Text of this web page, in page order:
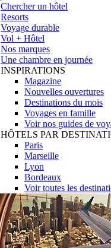
Chercher un hôtel
Resorts
Voyage durable
Vol + Hôtel
Nos marques
Une chambre en journée
INSPIRATIONS
Magazine
Nouvelles ouvertures
Destinations du mois
Voyages en famille
Voir nos guides de
HÔTELS PAR
Paris
Marseille
Lyon
Bordeaux
Voir toutes les